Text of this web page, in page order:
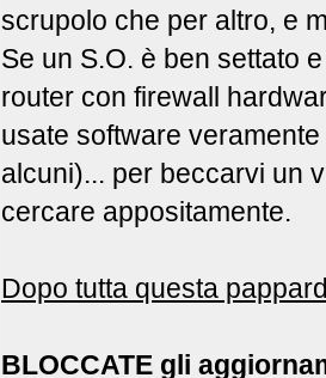
scrupolo che per altro, e
Se un S.O. è ben settato
router con firewall
usate software
alcuni)... per beccarvi un
cercare appositamente.
Dopo tutta questa
BLOCCATE gli